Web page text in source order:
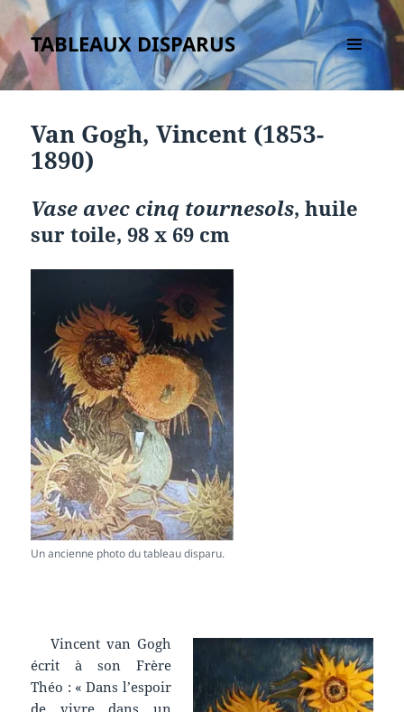
TABLEAUX DISPARUS
MENU
ET
Van Gogh, Vincent (1853-
1890)
Vase avec cinq tournesols, huile
sur toile, 98 x 69 cm
Un ancienne photo du tableau disparu.
Vincent van Gogh
écrit à son Frère
Théo : « Dans l’espoir